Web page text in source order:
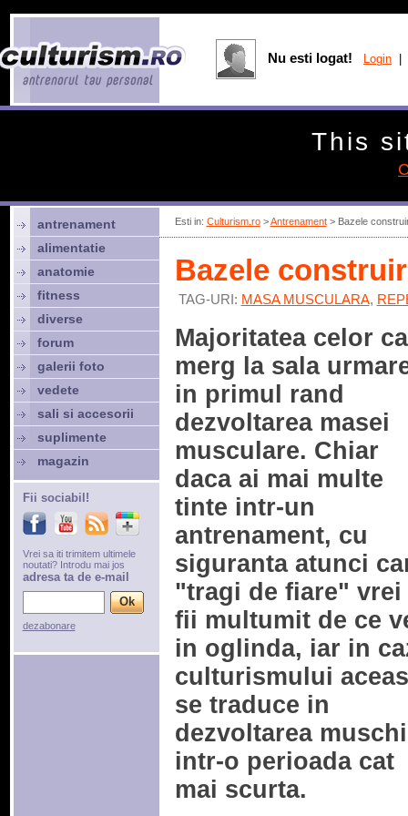
Esti in: Culturism.ro>Antrenament> Bazele
Bazele
TAG-URI: MASA MUSCULARA,
Majoritatea celor
merg la sala
in primul rand
dezvoltarea masei
musculare. Chiar
daca ai mai multe
tinte intr-un
antrenament, cu
siguranta atunci
"tragi de fiare" vrei
fii multumit de ce
in oglinda, iar in
culturismului
se traduce in
dezvoltarea
intr-o perioada cat
mai scurta.
antrenament
alimentatie
anatomie
fitness
diverse
forum
galerii foto
vedete
sali si accesorii
suplimente
magazin
Fii sociabil!
Vrei sa iti trimitem ultimele
noutati? Introdu mai jos
adresa ta de e-mail
dezabonare
Nu esti logat! Login
This